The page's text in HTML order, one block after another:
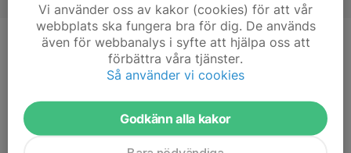
Ålder 18 år
Vi använder oss av kakor (cookies) för att vår
webbplats ska fungera bra för dig. De används
även för webbanalys i syfte att hjälpa oss att
förbättra våra tjänster.
Så använder vi cookies
Godkänn alla kakor